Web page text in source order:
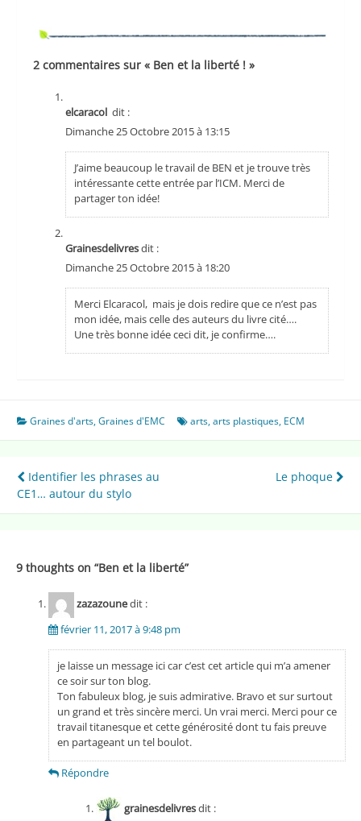
2 commentaires sur « Ben et la liberté ! »
elcaracoldit :
Dimanche 25 Octobre 2015 à 13:15
J’aime beaucoup le travail de BEN et je trouve très
intéressante cette entrée par l’ICM. Merci de
partager ton idée!
Grainesdelivresdit :
Dimanche 25 Octobre 2015 à 18:20
Merci Elcaracol, mais je dois redire que ce n’est pas
mon idée, mais celle des auteurs du livre cité….
Une très bonne idée ceci dit, je confirme….
Graines d'arts,Graines d'EMC arts,arts plastiques, ECM
Navigation
de
Identifier les phrases au
CE1… autour du stylo
Le phoque
9 thoughts on “Ben et la liberté”
zazazounedit :
février 11, 2017 à 9:48 pm
je laisse un message ici car c’est cet article qui m’a amener
ce soir sur ton blog.
Ton fabuleux blog, je suis admirative. Bravo et sur surtout
un grand et très sincère merci. Un vrai merci. Merci pour ce
travail titanesque et cette générosité dont tu fais preuve
en partageant un tel boulot.
Répondre
grainesdelivresdit :